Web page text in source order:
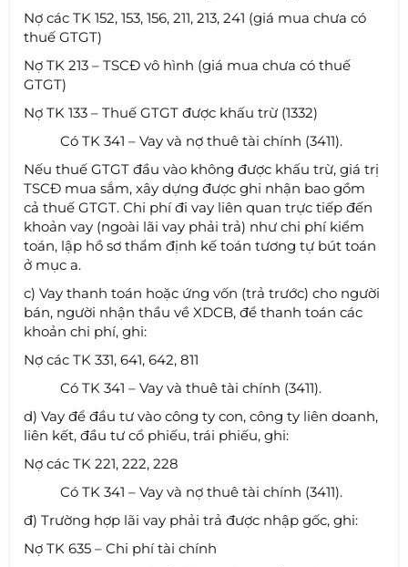
Nợ các TK 152, 153, 156, 211, 213, 241 (giá mua chưa có
thuế GTGT)
Nợ TK 213 – TSCĐ vô hình (giá mua chưa có thuế
GTGT)
Nợ TK 133 – Thuế GTGT được khấu trừ (1332)
Có TK 341 – Vay và nợ thuê tài chính (3411).
Nếu thuế GTGT đầu vào không được khấu trừ, giá trị
TSCĐ mua sắm, xây dựng được ghi nhận bao gồm
cả thuế GTGT. Chi phí đi vay liên quan trực tiếp đến
khoản vay (ngoài lãi vay phải trả) như chi phí kiểm
toán, lập hồ sơ thẩm định kế toán tương tự bút toán
ở mục a.
c) Vay thanh toán hoặc ứng vốn (trả trước) cho người
bán, người nhận thầu về XDCB, để thanh toán các
khoản chi phí, ghi:
Nợ các TK 331, 641, 642, 811
Có TK 341 – Vay và thuê tài chính (3411).
d) Vay để đầu tư vào công ty con, công ty liên doanh,
liên kết, đầu tư cổ phiếu, trái phiếu, ghi:
Nợ các TK 221, 222, 228
Có TK 341 – Vay và nợ thuê tài chính (3411).
đ) Trường hợp lãi vay phải trả được nhập gốc, ghi:
Nợ TK 635 – Chi phí tài chính